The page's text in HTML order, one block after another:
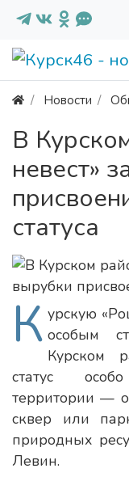
Новости
В
невест»
статуса
К урскую
особым
Курском
статус
территории —
сквер или
природных
Левин.